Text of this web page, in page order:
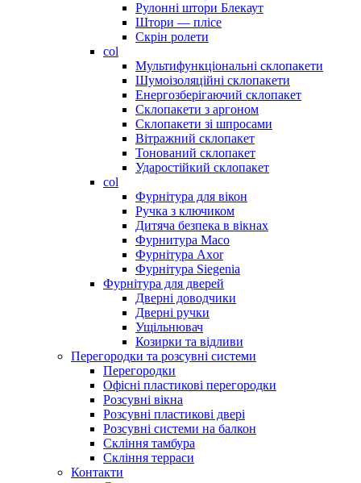
Рулонні штори Блекаут
Штори — плісе
Скрін ролети
col
Мультифункціональні склопакети
Шумоізоляційні склопакети
Енергозберігаючий склопакет
Склопакети з аргоном
Склопакети зі шпросами
Вітражний склопакет
Тонований склопакет
Ударостійкий склопакет
col
Фурнітура для вікон
Ручка з ключиком
Дитяча безпека в вікнах
Фурнитура Maco
Фурнітура Axor
Фурнітура Siegenia
Фурнітура для дверей
Дверні доводчики
Дверні ручки
Ущільнювач
Козирки та відливи
Перегородки та розсувні системи
Перегородки
Офісні пластикові перегородки
Розсувні вікна
Розсувні пластикові двері
Розсувні системи на балкон
Скління тамбура
Скління терраси
Контакти